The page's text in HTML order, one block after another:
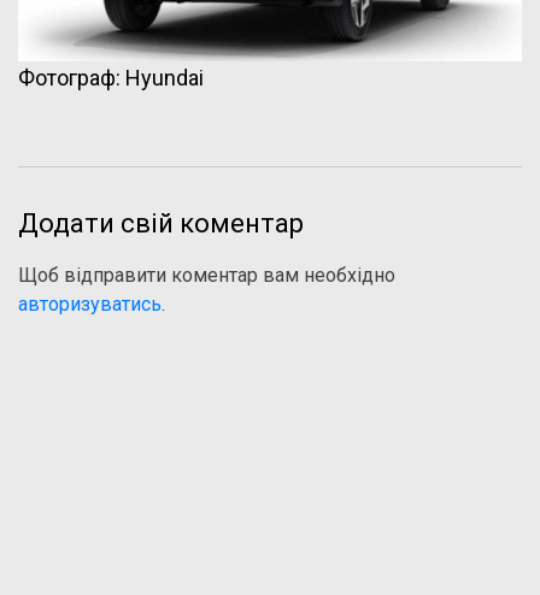
Фотограф: Hyundai
Додати свій коментар
Щоб відправити коментар вам необхідно
авторизуватись.